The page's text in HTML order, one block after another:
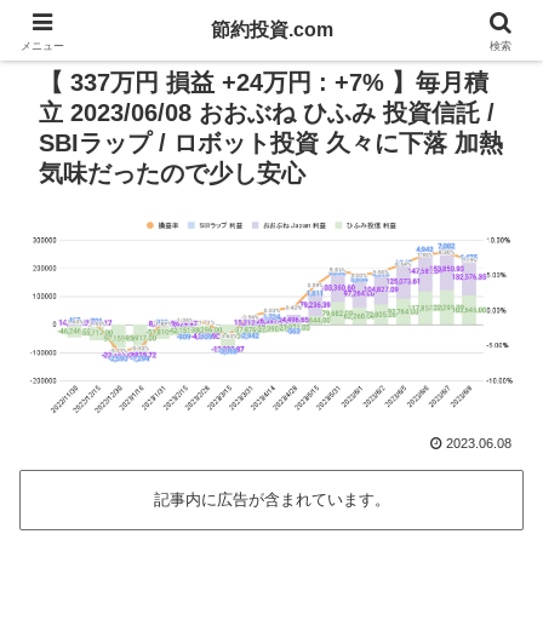
PR
【 337万円 損益 +24万円 : +7% 】毎月積
立 2023/06/08 おおぶね ひふみ 投資信託 /
SBIラップ / ロボット投資 久々に下落 加熱
気味だったので少し安心
2023.06.08
記事内に広告が含まれています。
メニュー
節約投資.com
検索